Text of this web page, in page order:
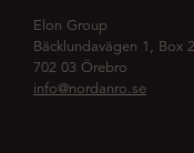
Elon Group
Bäcklundavägen 1, Box
702 03 Örebro
info@nordanro.se